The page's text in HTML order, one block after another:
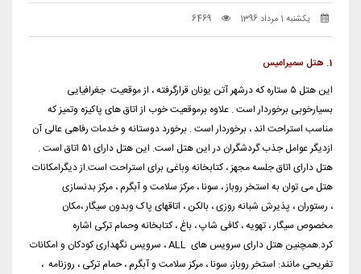
یکشنبه 1 مرداد 1396 6469
1. هتل سمیرامیس
این هتل ۵ ستاره که درشهر آتن یونان قرارگرفته ، از موقعیت جغرافیایی
بسیارخوبی برخوردار است . علاوه برموقعیت خوب از اتاق های پاکیزه وتمیز که
مناسب استراحت اند ، برخوردار است . برخورد دوستانه و خدمات رفاهی عالی آن
ازدیگر عوامل جذب گردشگران در این هتل است. این هتل دارای ۵۱ اتاق است .
هتل دارای اتاق جلسه مجهز ، کتابخانه وباغی برای استراحت است.از دیگرامکانات
هتل می توان به استخر روباز ، سونا ، مرکز سلامت و آبگرم ، مرکز بدنسازی
، رستوران ، پذیرش شبانه روزی ، بالکن ، اتاقهای پاک وبدون سیگار ،مکان
مخصوص سیگار ، تهویه ، کافی شاپ ، باغ ، کتابخانه وحمام ترکی اشاره
کرد.همچنین هتل دارای سرویس های ALL ، سرویس نگهداری کودکان و امکانات
تفریحی مانند: استخر روباز، سونا ، مرکز سلامت و آبگرم ، حمام ترکی ، روزنامه ،